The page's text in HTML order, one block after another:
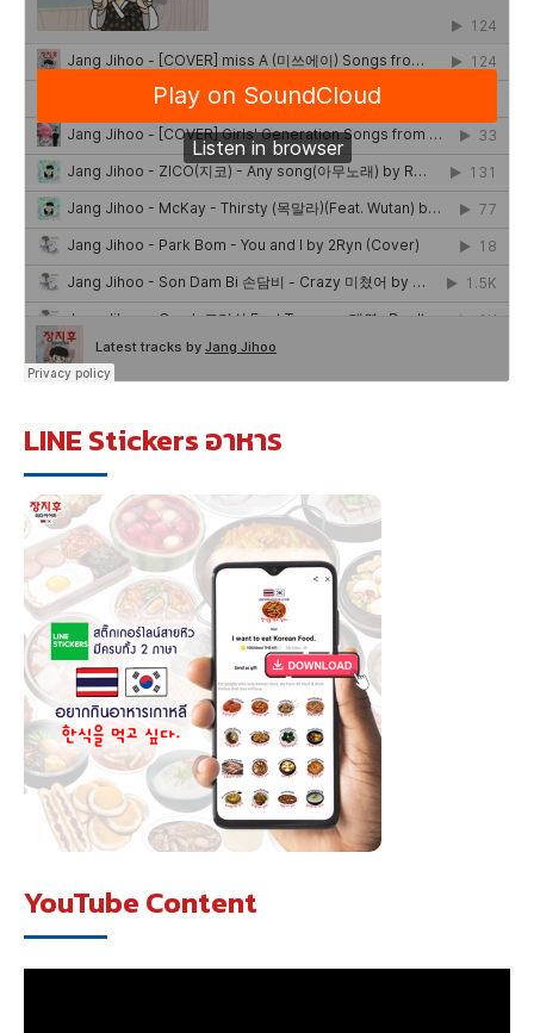
LINE Stickers อาหาร
YouTube Content